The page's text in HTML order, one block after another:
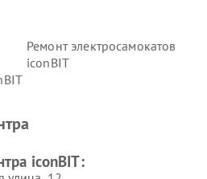
Ремонт электросамокатов
iconBIT
iconBIT: